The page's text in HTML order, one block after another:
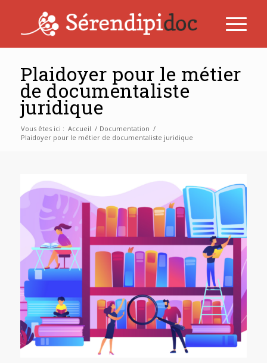
Plaidoyer pour le métier
de documentaliste
juridique
Vous êtes ici : Accueil / Documentation /
Plaidoyer pour le métier de documentaliste juridique